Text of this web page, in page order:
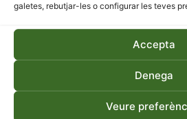
galetes, rebutjar-les o configurar les teves
Accepta
Denega
Veure